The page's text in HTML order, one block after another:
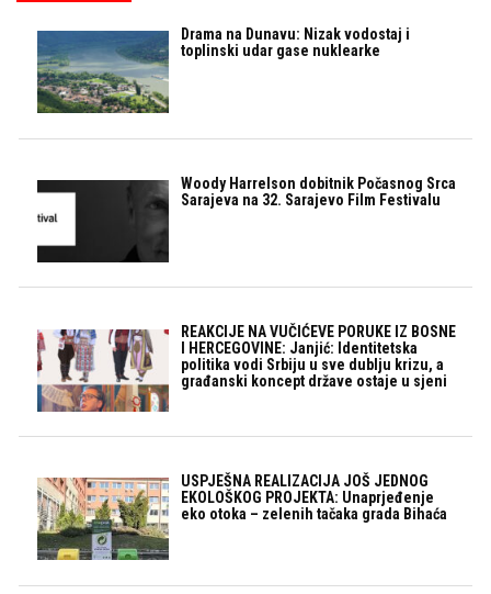
Drama na Dunavu: Nizak vodostaj i
toplinski udar gase nuklearke
Woody Harrelson dobitnik Počasnog Srca
Sarajeva na 32. Sarajevo Film Festivalu
REAKCIJE NA VUČIĆEVE PORUKE IZ BOSNE
I HERCEGOVINE: Janjić: Identitetska
politika vodi Srbiju u sve dublju krizu, a
građanski koncept države ostaje u sjeni
USPJEŠNA REALIZACIJA JOŠ JEDNOG
EKOLOŠKOG PROJEKTA: Unaprjeđenje
eko otoka – zelenih tačaka grada Bihaća